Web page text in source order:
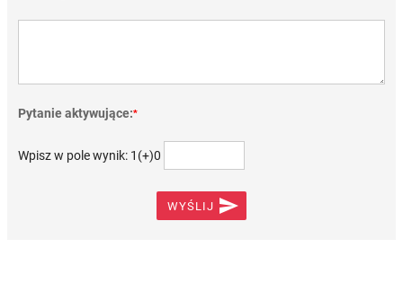
Pytanie aktywujące:*
Wpisz w pole wynik: 1(+)0
WYŚLIJ 